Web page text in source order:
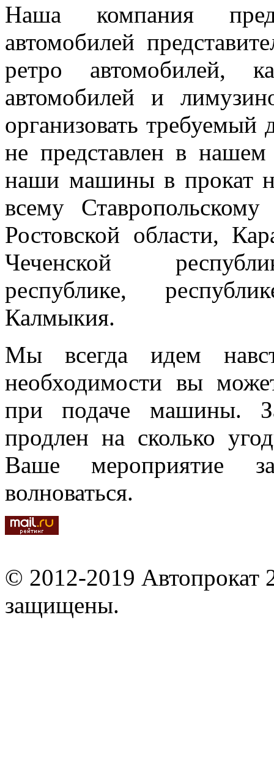
Наша компания
автомобилей
ретро автомобилей,
автомобилей и
организовать требуемый
не представлен в
наши машины в прокат
всему
Ростовской области,
Чеченской
республике,
Калмыкия.
Мы всегда идем
необходимости вы
при подаче машины.
продлен на сколько
Ваше мероприятие
волноваться.
© 2012-2019 Автопрокат
защищены.